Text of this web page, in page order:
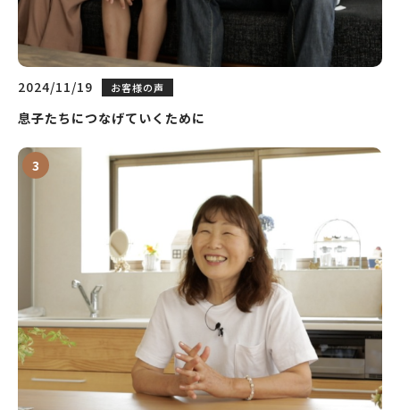
2024/11/19 お客様の声
息子たちにつなげていくために